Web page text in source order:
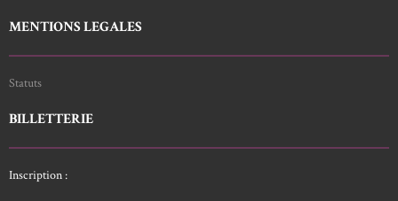
MENTIONS LEGALES
Statuts
BILLETTERIE
Inscription :